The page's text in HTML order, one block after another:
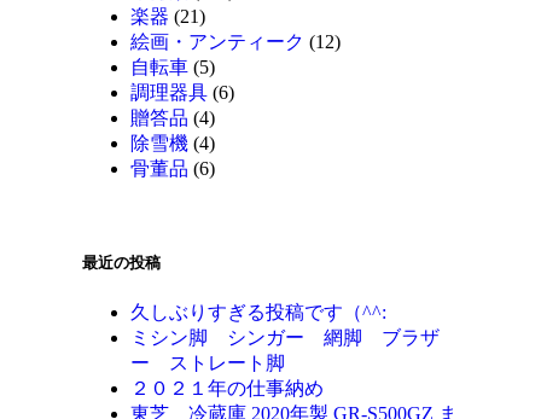
楽器 (21)
絵画・アンティーク (12)
自転車 (5)
調理器具 (6)
贈答品 (4)
除雪機 (4)
骨董品 (6)
最近の投稿
久しぶりすぎる投稿です（^^:
ミシン脚 シンガー 網脚 ブラザ
ー ストレート脚
２０２１年の仕事納め
東芝 冷蔵庫 2020年製 GR-S500GZ ま